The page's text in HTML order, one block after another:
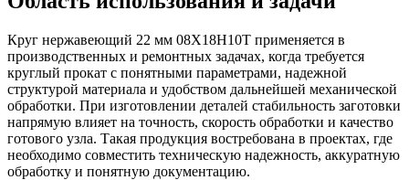
Круг нержавеющий 22 мм 08Х18Н10Т применяется в
производственных и ремонтных задачах, когда требуется
круглый прокат с понятными параметрами, надежной
структурой материала и удобством дальнейшей механической
обработки. При изготовлении деталей стабильность заготовки
напрямую влияет на точность, скорость обработки и качество
готового узла. Такая продукция востребована в проектах, где
необходимо совместить техническую надежность, аккуратную
обработку и понятную документацию.